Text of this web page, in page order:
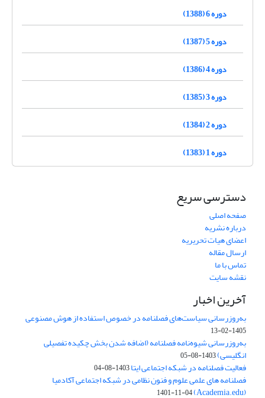
دوره 6 (1388)
دوره 5 (1387)
دوره 4 (1386)
دوره 3 (1385)
دوره 2 (1384)
دوره 1 (1383)
دسترسی سریع
صفحه اصلی
درباره نشریه
اعضای هیات تحریریه
ارسال مقاله
تماس با ما
نقشه سایت
آخرین اخبار
به‌روزرسانی سیاست‌های فصلنامه در خصوص استفاده از هوش مصنوعی
1405-02-13
به‌روزرسانی شیوه‌نامه فصلنامه (اضافه شدن بخش چکیده تفصیلی
انگلیسی)1403-08-05
فعالیت فصلنامه در شبکه اجتماعی ایتا1403-08-04
فصلنامه های علمی علوم و فنون نظامی در شبکه اجتماعی آکادمیا
(Academia.edu)
1401-11-04